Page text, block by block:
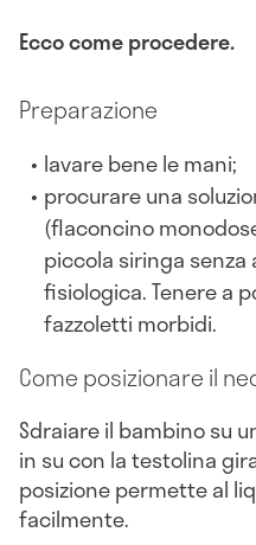
Ecco come procedere.
Preparazione
lavare bene le mani;
procurare una
(flaconcino
piccola siringa
fisiologica. Tenere a
fazzoletti morbidi.
Come posizionare il
Sdraiare il bambino su
in su con la testolina
posizione permette al
facilmente.